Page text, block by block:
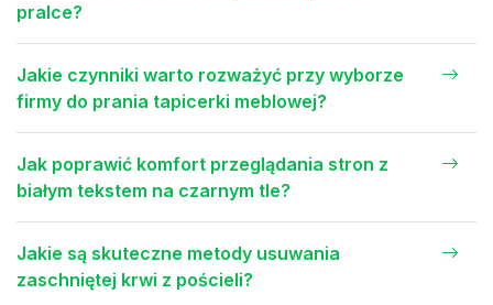
pralce?
Jakie czynniki warto rozważyć przy wyborze
firmy do prania tapicerki meblowej?
Jak poprawić komfort przeglądania stron z
białym tekstem na czarnym tle?
Jakie są skuteczne metody usuwania
zaschniętej krwi z pościeli?